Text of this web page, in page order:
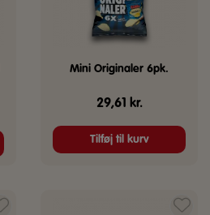
Mini Originaler 6pk.
29,61 kr.
Tilføj til kurv